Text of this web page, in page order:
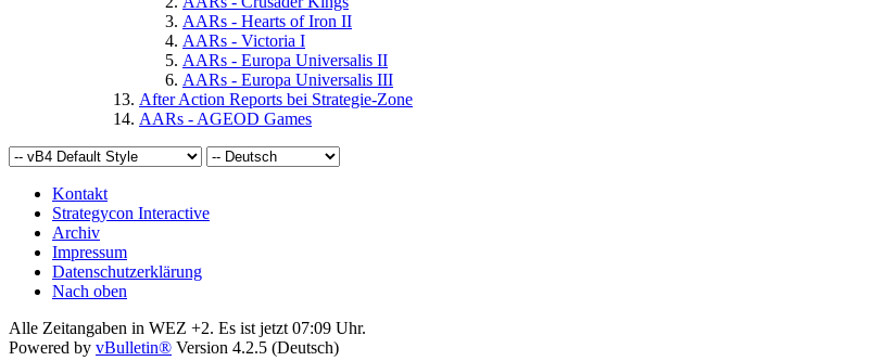
AARs - Hearts of Iron II
AARs - Victoria I
AARs - Europa Universalis II
AARs - Europa Universalis III
After Action Reports bei Strategie-Zone
AARs - AGEOD Games
Kontakt
Strategycon Interactive
Archiv
Impressum
Datenschutzerklärung
Nach oben
Alle Zeitangaben in WEZ +2. Es ist jetzt 07:09 Uhr.
Powered by vBulletin® Version 4.2.5 (Deutsch)